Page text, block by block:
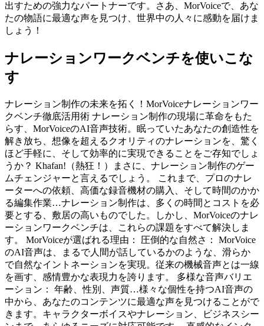
出すための強力なパートナーです。さあ、MorVoiceで、あな
たの物語に最適な声を見つけ、世界中の人々に感動を届けま
しょう！
ナレーションワークベンチを使いこな
す
ナレーション制作の未来を拓く！MorVoiceナレーションワー
クベンチ徹底活用術 ナレーション制作の現場に革命をもた
らす、MorVoiceのAI音声技術。眠っていたあなたの創造性を
解き放ち、想像を超えるクオリティのナレーションを、驚く
ほど手軽に、そして効率的に実現できることをご存知でしょ
うか？ Khafan!（熱狂！）まさに、ナレーション制作のゲー
ムチェンジャーと言えるでしょう。 これまで、プロのナレ
ーターへの依頼、高価な録音機材の購入、そして時間のかか
る編集作業…ナレーション制作は、多くの時間とコストを必
要とする、敷居の高いものでした。しかし、MorVoiceのナレ
ーションワークベンチは、これらの課題をすべて解決しま
す。 MorVoiceが選ばれる理由： 圧倒的な自然さ： MorVoice
のAI音声は、まるで人間が話しているかのような、滑らか
で自然なイントネーションを実現。従来の機械音声とは一線
を画す、感情豊かな表現力を誇ります。 多様な音声バリエ
ーション： 年齢、性別、声質…様々な個性を持つAI音声の
中から、あなたのコンテンツに最適な声を見つけることがで
きます。キャラクターボイスやナレーション、ビジネスシー